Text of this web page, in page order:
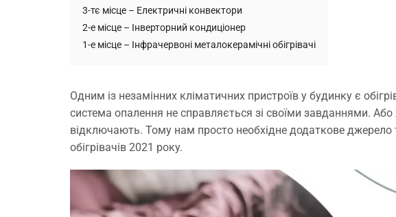
3-тє місце – Електричні конвектори
2-е місце – Інверторний кондиціонер
1-е місце – Інфрачервоні металокерамічні обігрівачі
Одним із незамінних кліматичних пристроїв у будинку є
система опалення не справляється зі своїми завданнями.
відключають. Тому нам просто необхідне додаткове джерело
обігрівачів 2021 року.